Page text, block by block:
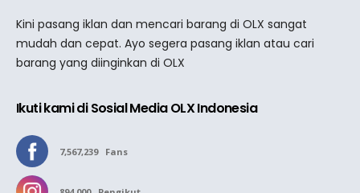
Kini pasang iklan dan mencari barang di OLX sangat
mudah dan cepat. Ayo segera pasang iklan atau cari
barang yang diinginkan di OLX
Ikuti kami di Sosial Media OLX Indonesia
7,567,239 Fans